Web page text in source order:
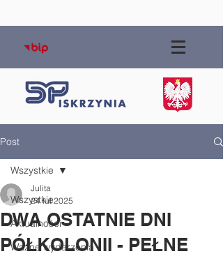
Post
Wszystkie
Aktualności
Ważne wydarzenia
Wszystkie
DWA OSTATNIE DNI
PÓŁKOLONII - PEŁNE
Julita
24 lut 2025